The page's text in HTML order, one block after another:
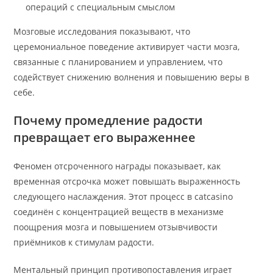
операций с специальным смыслом
Мозговые исследования показывают, что
церемониальное поведение активирует части мозга,
связанные с планированием и управлением, что
содействует снижению волнения и повышению веры в
себе.
Почему промедление радости
превращает его выраженнее
Феномен отсроченного награды показывает, как
временная отсрочка может повышать выраженность
следующего наслаждения. Этот процесс в catcasino
соединён с концентрацией веществ в механизме
поощрения мозга и повышением отзывчивости
приёмников к стимулам радости.
Ментальный принцип противопоставления играет